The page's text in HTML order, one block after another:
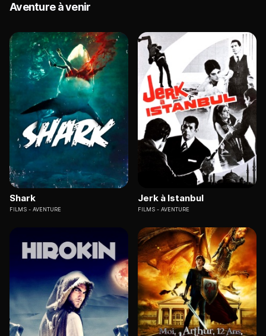
Aventure à venir
Shark
FILMS AVENTURE
Jerk à Istanbul
FILMS AVENTURE